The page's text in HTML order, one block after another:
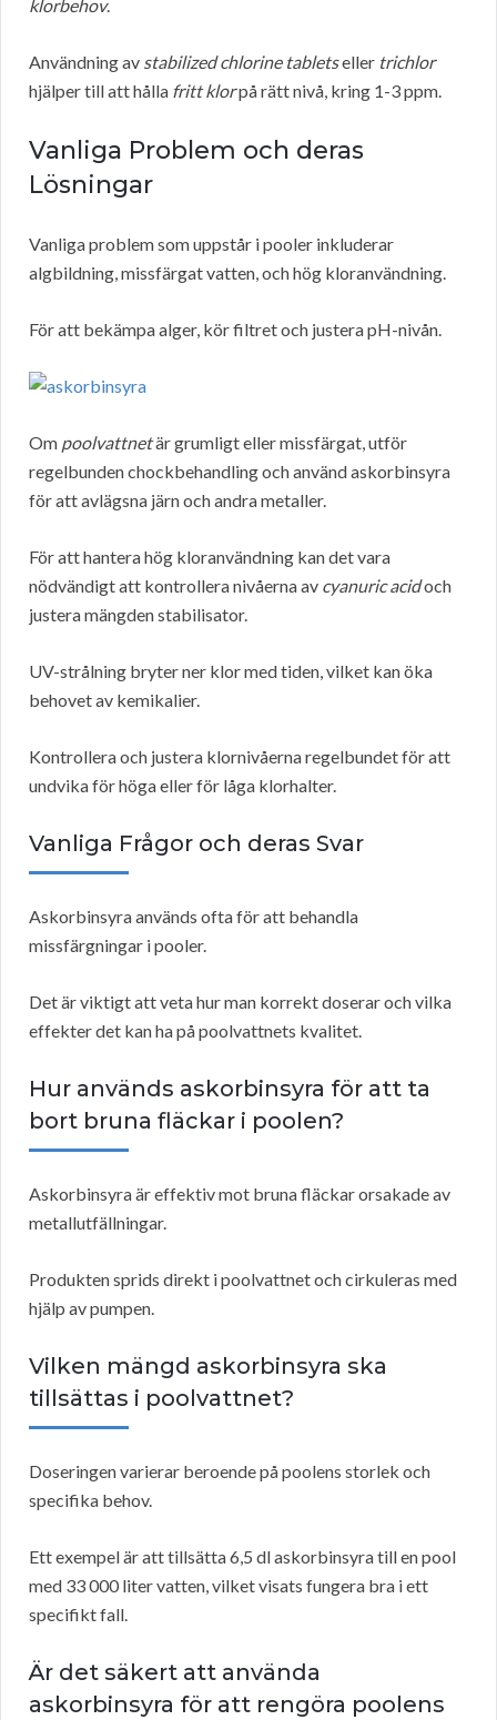
klorbehov.
Användning av stabilized chlorine tabletseller trichlor
hjälper till att hålla fritt klorpå rätt nivå, kring 1-3 ppm.
Vanliga Problem och deras
Lösningar
Vanliga problem som uppstår i pooler inkluderar
algbildning, missfärgat vatten, och hög kloranvändning.
För att bekämpa alger, kör filtret och justera pH-nivån.
Om poolvattnetär grumligt eller missfärgat, utför
regelbunden chockbehandling och använd askorbinsyra
för att avlägsna järn och andra metaller.
För att hantera hög kloranvändning kan det vara
nödvändigt att kontrollera nivåerna av cyanuric acidoch
justera mängden stabilisator.
UV-strålning bryter ner klor med tiden, vilket kan öka
behovet av kemikalier.
Kontrollera och justera klornivåerna regelbundet för att
undvika för höga eller för låga klorhalter.
Vanliga Frågor och deras Svar
Askorbinsyra används ofta för att behandla
missfärgningar i pooler.
Det är viktigt att veta hur man korrekt doserar och vilka
effekter det kan ha på poolvattnets kvalitet.
Hur används askorbinsyra för att ta
bort bruna fläckar i poolen?
Askorbinsyra är effektiv mot bruna fläckar orsakade av
metallutfällningar.
Produkten sprids direkt i poolvattnet och cirkuleras med
hjälp av pumpen.
Vilken mängd askorbinsyra ska
tillsättas i poolvattnet?
Doseringen varierar beroende på poolens storlek och
specifika behov.
Ett exempel är att tillsätta 6,5 dl askorbinsyra till en pool
med 33 000 liter vatten, vilket visats fungera bra i ett
specifikt fall.
Är det säkert att använda
askorbinsyra för att rengöra poolens